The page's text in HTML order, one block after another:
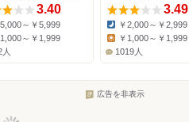
3.40
5,000～￥5,999
1,000～￥1,999
3.49
Dinner:
￥2,000～￥2,999
￥1,000～￥1,999
1019人
広告を非表示